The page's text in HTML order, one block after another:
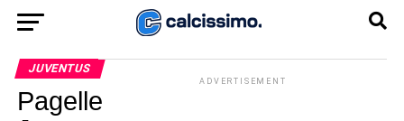
JUVENTUS
Pagelle
ADVERTISEMENT